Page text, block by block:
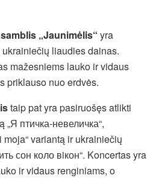
„Jaunimėlis“ yra
liaudies dainas.
mažesniems lauko ir vidaus
priklauso nuo erdvės.
taip pat yra pasiruošęs atlikti
птичка-невеличка“,
variantą ir ukrainiečių
сон коло вiкон“. Koncertas yra
ir vidaus renginiams, o